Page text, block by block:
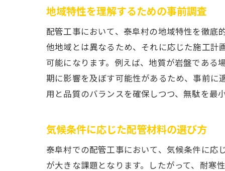
地域特性を理解するための事前調査
配管工事において、泰阜村の地域特性を徹底
他地域とは異なるため、それに応じた施工計
可能になります。例えば、地質が岩盤である
期に影響を及ぼす可能性があるため、事前に
用と品質のバランスを確保しつつ、無駄を最
気候条件に応じた配管材料の選び方
泰阜村での配管工事において、気候条件に応
が大きな課題となります。したがって、耐寒